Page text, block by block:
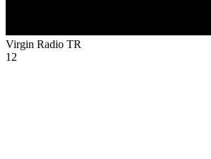
Virgin Radio TR
12